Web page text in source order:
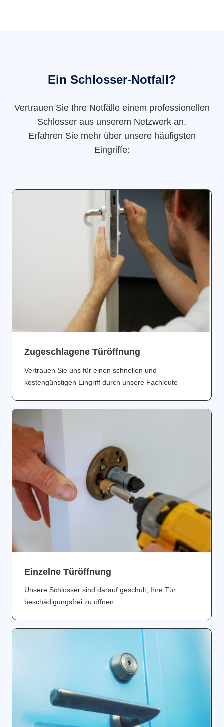
Ein Schlosser-Notfall?
Vertrauen Sie Ihre Notfälle einem professionellen
Schlosser aus unserem Netzwerk an.
Erfahren Sie mehr über unsere häufigsten
Eingriffe:
Zugeschlagene Türöffnung
Vertrauen Sie uns für einen schnellen und
kostengünstigen Eingriff durch unsere Fachleute
Einzelne Türöffnung
Unsere Schlosser sind darauf geschult, Ihre Tür
beschädigungsfrei zu öffnen